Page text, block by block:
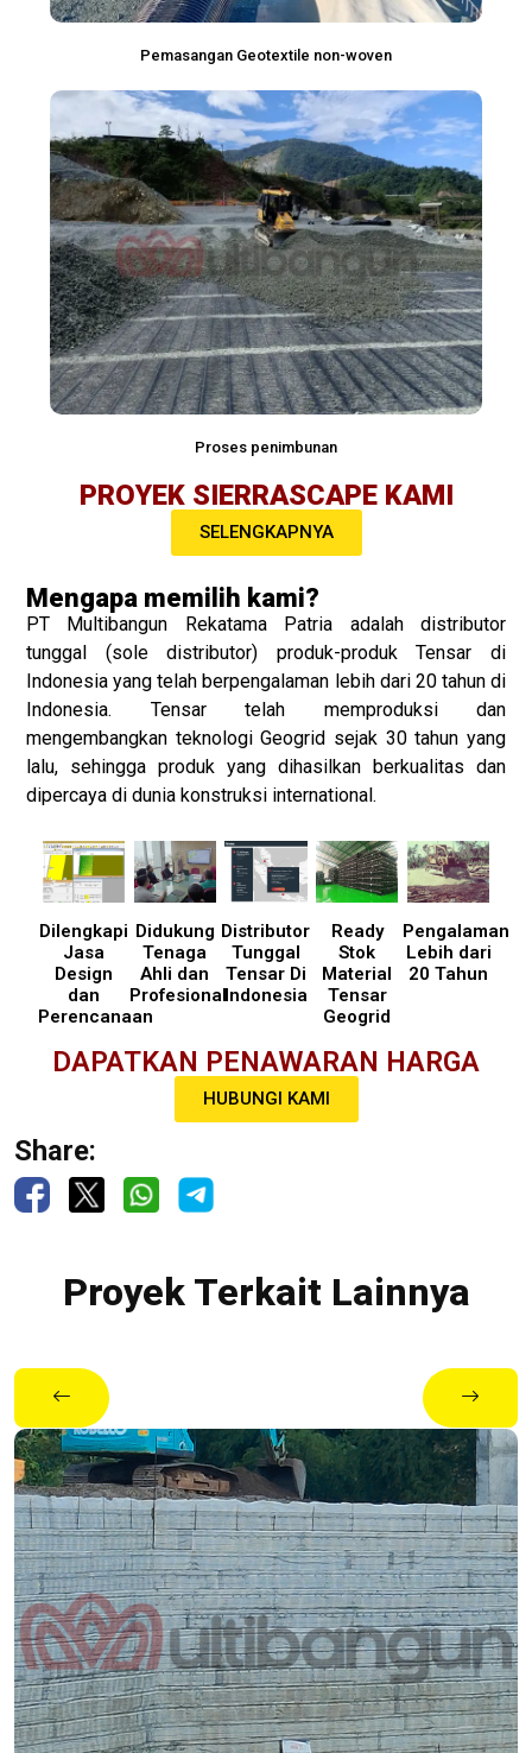
Pemasangan Geotextile non-woven
Proses penimbunan
PROYEK SIERRASCAPE KAMI
SELENGKAPNYA
Mengapa memilih kami?
PT Multibangun Rekatama Patria adalah distributor
tunggal (sole distributor) produk-produk Tensar di
Indonesia yang telah berpengalaman lebih dari 20 tahun di
Indonesia. Tensar telah memproduksi dan
mengembangkan teknologi Geogrid sejak 30 tahun yang
lalu, sehingga produk yang dihasilkan berkualitas dan
dipercaya di dunia konstruksi international.
Dilengkapi
Jasa
Design
dan
Perencanaan
Didukung
Tenaga
Ahli dan
Profesional
Distributor
Tunggal
Tensar Di
Indonesia
Ready
Stok
Material
Tensar
Geogrid
Pengalaman
Lebih dari
20 Tahun
DAPATKAN PENAWARAN HARGA
HUBUNGI KAMI
Share:
Proyek Terkait Lainnya